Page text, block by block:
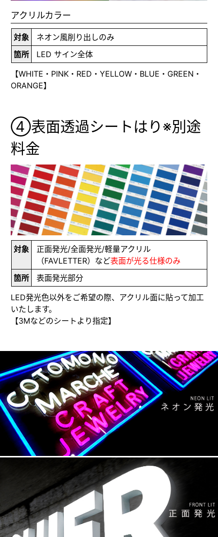
アクリルカラー
対象
ネオン風削り出しのみ
箇所
LED サイン全体
【WHITE・PINK・RED・YELLOW・BLUE・GREEN・
ORANGE】
④表面透過シートはり※別途
料金
対象
正面発光/全面発光/軽量アクリル
（FAVLETTER）など表面が光る仕様のみ
箇所
表面発光部分
LED発光色以外をご希望の際、アクリル面に貼って加工
いたします。
【3Mなどのシートより指定】